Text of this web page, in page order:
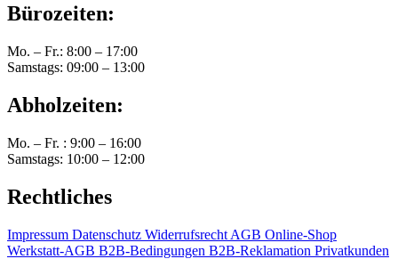
Bürozeiten:
Mo. – Fr.: 8:00 – 17:00
Samstags: 09:00 – 13:00
Abholzeiten:
Mo. – Fr. : 9:00 – 16:00
Samstags: 10:00 – 12:00
Rechtliches
Impressum Datenschutz Widerrufsrecht AGB Online-Shop
Werkstatt-AGB B2B-Bedingungen B2B-Reklamation Privatkunden